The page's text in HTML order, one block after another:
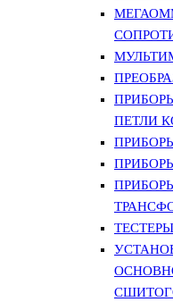
ПЕТЛИ
ТЕСТЕРЫ